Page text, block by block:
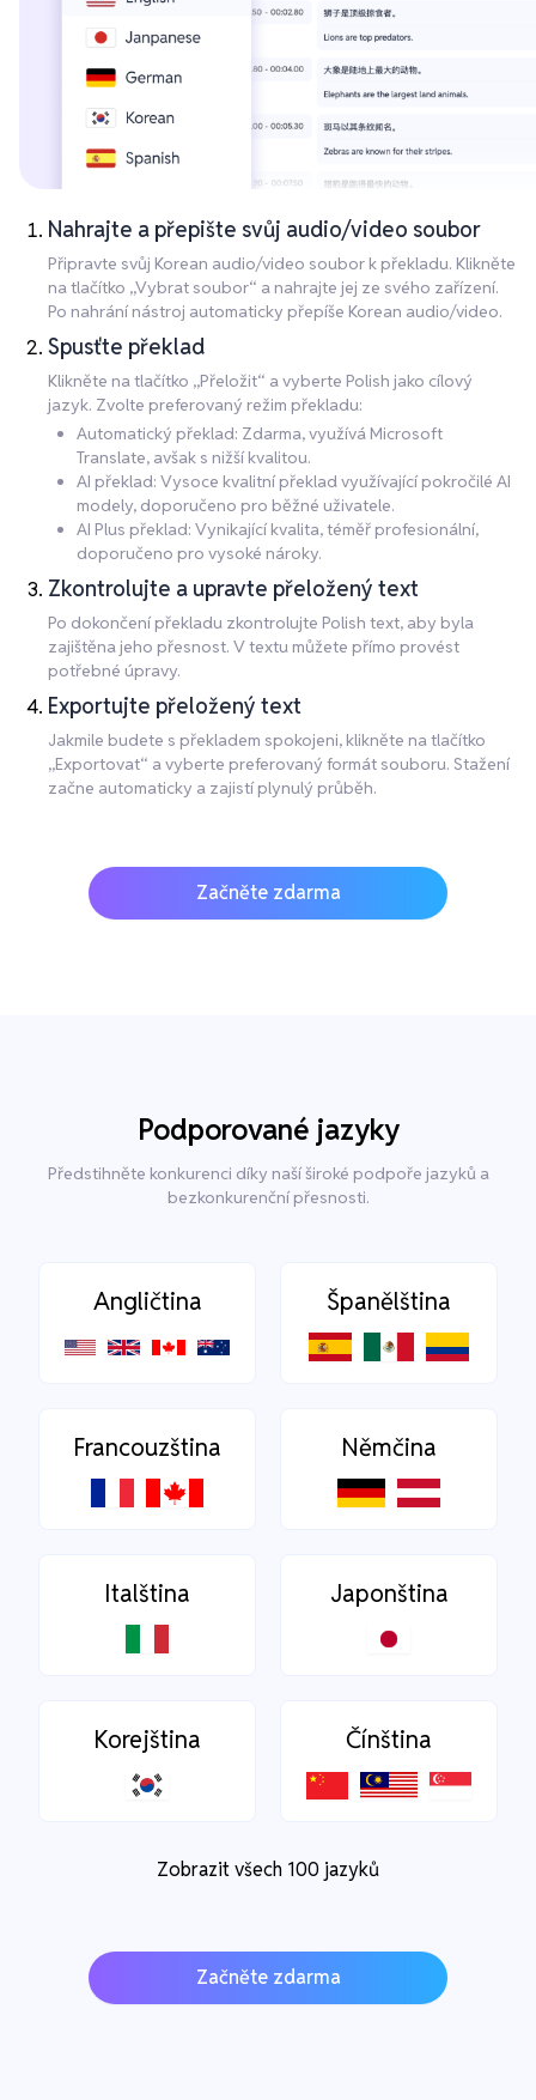
Nahrajte a přepište svůj audio/video soubor
Připravte svůj Korean audio/video soubor k překladu. Klikněte
na tlačítko „Vybrat soubor“ a nahrajte jej ze svého zařízení.
Po nahrání nástroj automaticky přepíše Korean audio/video.
Spusťte překlad
Klikněte na tlačítko „Přeložit“ a vyberte Polish jako cílový
jazyk. Zvolte preferovaný režim překladu:
Automatický překlad: Zdarma, využívá Microsoft
Translate, avšak s nižší kvalitou.
AI překlad: Vysoce kvalitní překlad využívající pokročilé AI
modely, doporučeno pro běžné uživatele.
AI Plus překlad: Vynikající kvalita, téměř profesionální,
doporučeno pro vysoké nároky.
Zkontrolujte a upravte přeložený text
Po dokončení překladu zkontrolujte Polish text, aby byla
zajištěna jeho přesnost. V textu můžete přímo provést
potřebné úpravy.
Exportujte přeložený text
Jakmile budete s překladem spokojeni, klikněte na tlačítko
„Exportovat“ a vyberte preferovaný formát souboru. Stažení
začne automaticky a zajistí plynulý průběh.
Začněte zdarma
Podporované jazyky
Předstihněte konkurenci díky naší široké podpoře jazyků a
bezkonkurenční přesnosti.
Angličtina Španělština
Francouzština Němčina
Italština Japonština
Korejština Čínština
Zobrazit všech 100 jazyků
Začněte zdarma